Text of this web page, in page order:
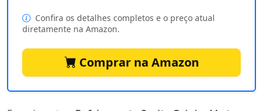
Confira os detalhes completos e o preço atual
diretamente na Amazon.
Comprar na Amazon